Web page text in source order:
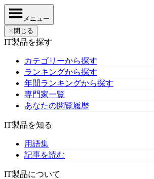
メニュー
✕ 閉じる
IT製品を探す
カテゴリーから探す
ランキングから探す
年間ランキングから探す
専門家一覧
あなたの閲覧履歴
IT製品を知る
用語集
記事を読む
IT製品について